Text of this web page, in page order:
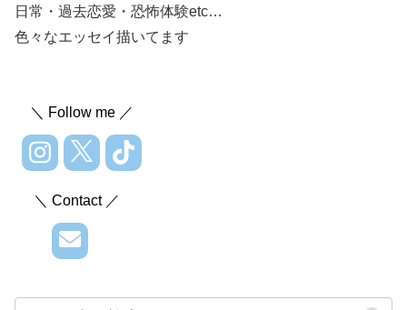
日常・過去恋愛・恐怖体験etc…
色々なエッセイ描いてます
＼ Follow me ／
＼ Contact ／